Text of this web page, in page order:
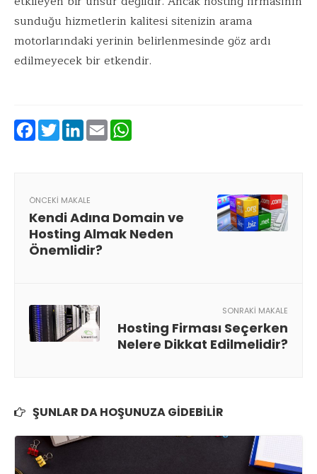
sunduğu hizmetlerin kalitesi sitenizin arama
motorlarındaki yerinin belirlenmesinde göz ardı
edilmeyecek bir etkendir.
Facebook
Twitter
LinkedIn
Email
ÖNCEKI MAKALE
Kendi Adına Domain ve
Hosting Almak Neden
Önemlidir?
SONRAKI MAKALE
Hosting Firması Seçerken
Nelere Dikkat Edilmelidir?
ŞUNLAR DA HOŞUNUZA GIDEBILIR